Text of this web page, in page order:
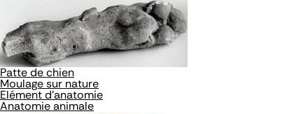
Patte de chien
Moulage sur nature
Elément d'anatomie
Anatomie animale